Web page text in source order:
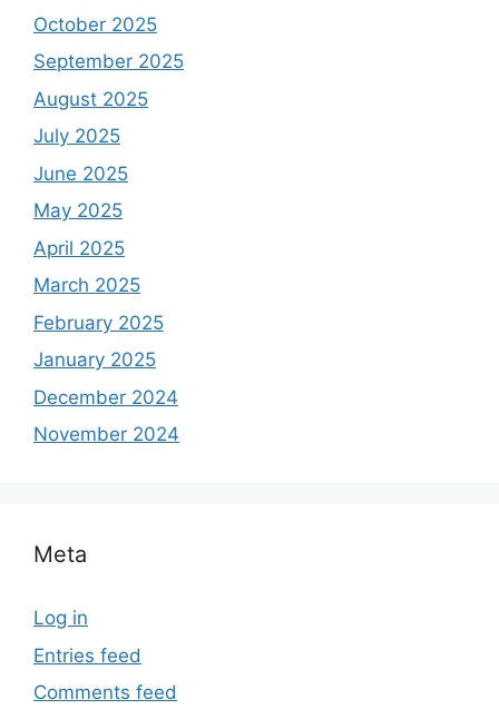
October 2025
September 2025
August 2025
July 2025
June 2025
May 2025
April 2025
March 2025
February 2025
January 2025
December 2024
November 2024
Meta
Log in
Entries feed
Comments feed